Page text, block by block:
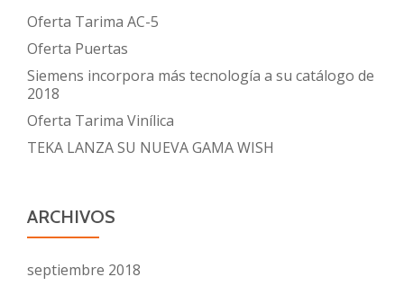
Oferta Tarima AC-5
Oferta Puertas
Siemens incorpora más tecnología a su catálogo de
2018
Oferta Tarima Vinílica
TEKA LANZA SU NUEVA GAMA WISH
ARCHIVOS
septiembre 2018